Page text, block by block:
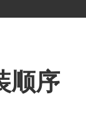
顺序